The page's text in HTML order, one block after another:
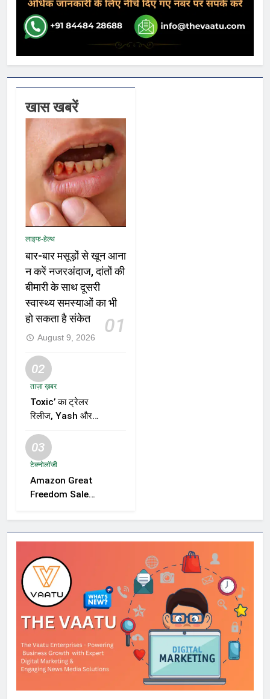
खास खबरें
लाइफ-हेल्थ
बार-बार मसूड़ों से खून आना
न करें नजरअंदाज, दांतों की
बीमारी के साथ दूसरी
स्वास्थ्य समस्याओं का भी
हो सकता है संकेत
01
August 9, 2026
02
ताज़ा ख़बर
Toxic’ का ट्रेलर
रिलीज, Yash और
जोड़ी ने मचाई हलचल,
फिल्म को लेकर बढ़ी
03
टेक्नोलॉजी
Amazon Great
Freedom Sale
OnePlus और
Xiaomi समेत कई
डिस्काउंट